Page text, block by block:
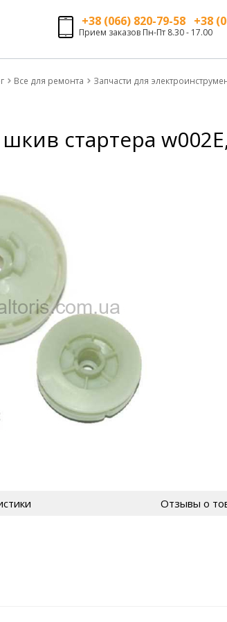
+38 (066) 820-79-58 +38
Прием заказов Пн-Пт 8.30 - 17.00
Все для ремонта Запчасти для
стартера
Отзывы о